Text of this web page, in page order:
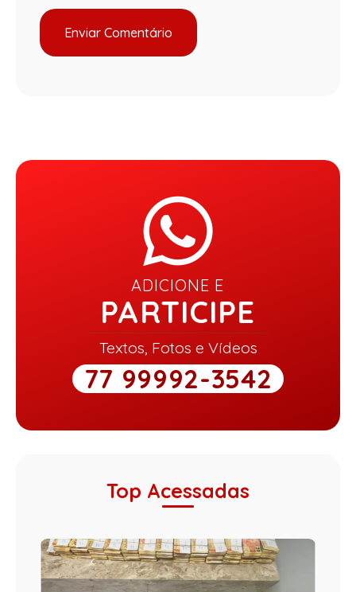
ADICIONE E
PARTICIPE
Textos, Fotos e Vídeos
77 99992-3542
Top Acessadas